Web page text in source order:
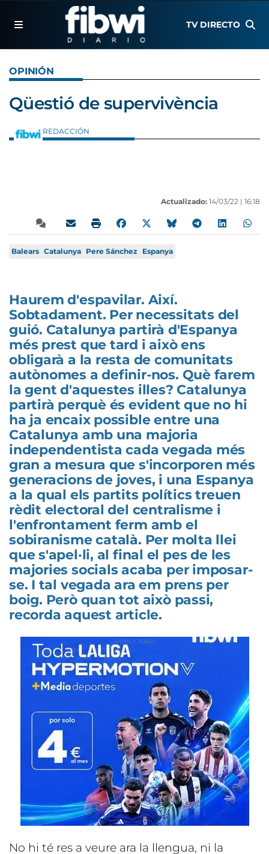
TV DIRECTO
OPINIÓN
Qüestió de supervivència
REDACCIÓN
Actualizado: 14/03/22 | 16:18
Balears Catalunya Pere Sánchez Espanya
Haurem d'espavilar. Així.
Sobtadament. Per necessitats del
guió. Catalunya partirà d'Espanya
més prest que tard i això ens
obligarà a la resta de comunitats
autònomes a definir-nos. Què farem
la gent d'aquestes illes? Catalunya
partirà perquè és evident que no hi
ha ja encaix possible entre una
Catalunya amb una majoria
independentista cada vegada més
gran a mesura que s'incorporen més
generacions de joves, i una Espanya
a la qual els partits polítics treuen
rèdit electoral del centralisme i
l'enfrontament ferm amb el
sobiranisme català. Per molta llei
que s'apel·li, al final el pes de les
majories socials acaba per imposar-
se. I tal vegada ara em prens per
boig. Però quan tot això passi,
recorda aquest article.
No hi té res a veure ara la llengua, ni la